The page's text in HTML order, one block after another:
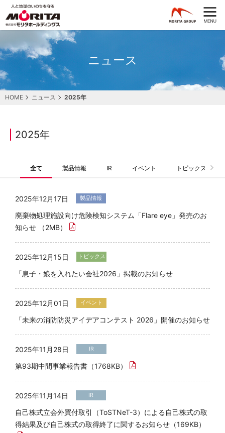
ニュース
HOME ニュース 2025年
2025年
全て 製品情報 IR イベント トピックス
2025年12月17日 製品情報
廃棄物処理施設向け危険検知システム「Flare eye」発売のお
知らせ （2MB）
2025年12月15日 トピックス
「息子・娘を入れたい会社2026」掲載のお知らせ
2025年12月01日 イベント
「未来の消防防災アイデアコンテスト 2026」開催のお知らせ
2025年11月28日 IR
第93期中間事業報告書（1768KB）
2025年11月14日 IR
自己株式立会外買付取引（ToSTNeT-3）による自己株式の取
得結果及び自己株式の取得終了に関するお知らせ（169KB）